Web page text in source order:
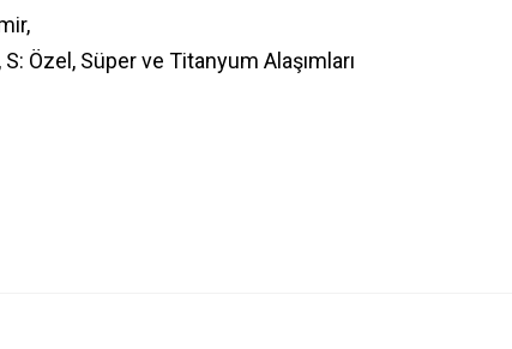
Özel, Süper ve Titanyum Alaşımları